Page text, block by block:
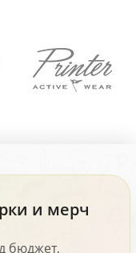
и мерч
бюджет,